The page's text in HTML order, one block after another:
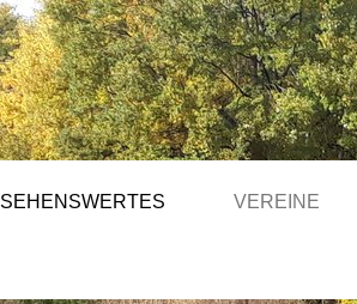
SEHENSWERTES VEREINE